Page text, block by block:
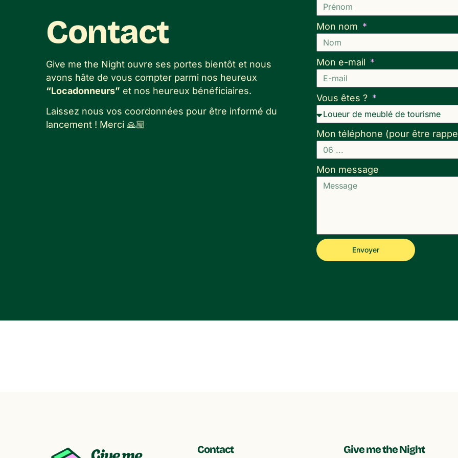
Contact
Give me the Night ouvre ses portes bientôt et nous
avons hâte de vous compter parmi nos heureux
“Locadonneurs” et nos heureux bénéficiaires.
Laissez nous vos coordonnées pour être informé du
lancement ! Merci 🙏🏼
Mon nom
Mon e-mail
Vous êtes ?
Mon téléphone (pour être
Mon message
Envoyer
Contact Give me the Night